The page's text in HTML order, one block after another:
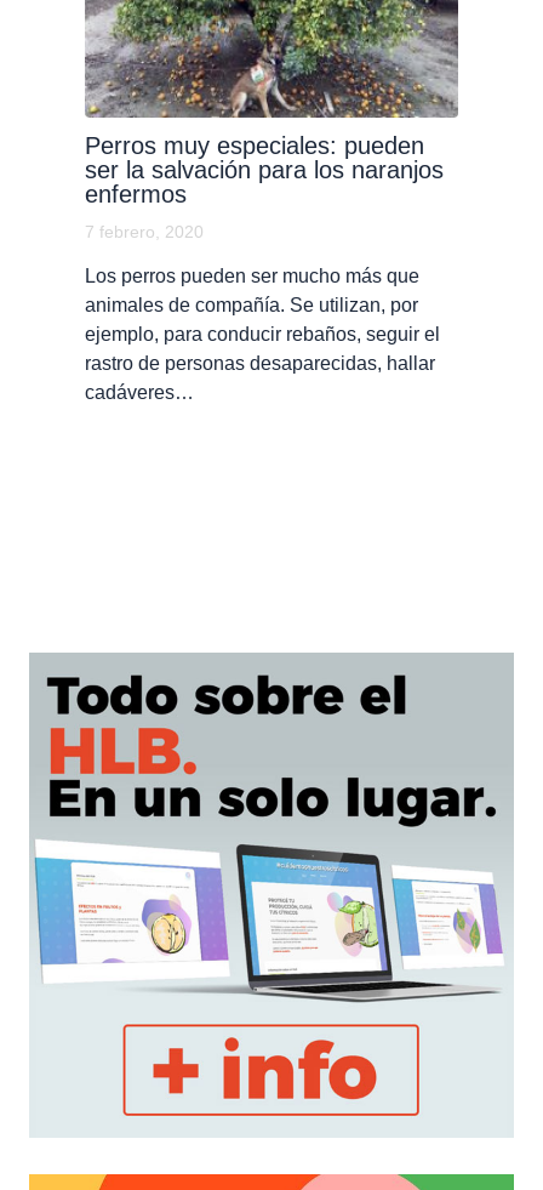
Perros muy especiales: pueden
ser la salvación para los naranjos
enfermos
7 febrero, 2020
Los perros pueden ser mucho más que
animales de compañía. Se utilizan, por
ejemplo, para conducir rebaños, seguir el
rastro de personas desaparecidas, hallar
cadáveres…